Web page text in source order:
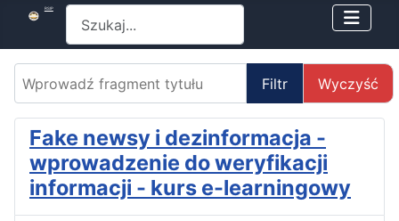
RSIP
Wprowadź fragment tytułu
Filtr Wyczyść
Fake newsy i dezinformacja -
wprowadzenie do weryfikacji
informacji - kurs e-learningowy